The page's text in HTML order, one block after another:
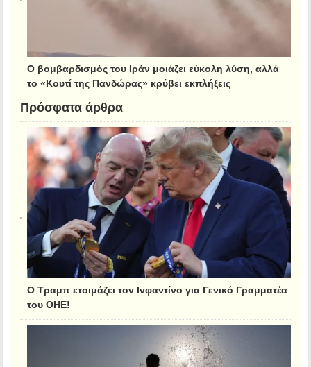
Ο βομβαρδισμός του Ιράν μοιάζει εύκολη λύση, αλλά
το «Κουτί της Πανδώρας» κρύβει εκπλήξεις
Πρόσφατα άρθρα
Ο Τραμπ ετοιμάζει τον Ινφαντίνο για Γενικό Γραμματέα
του ΟΗΕ!